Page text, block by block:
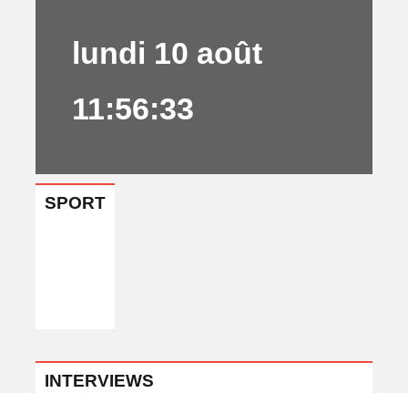
lundi 10 août
11:56:33
SPORT
INTERVIEWS